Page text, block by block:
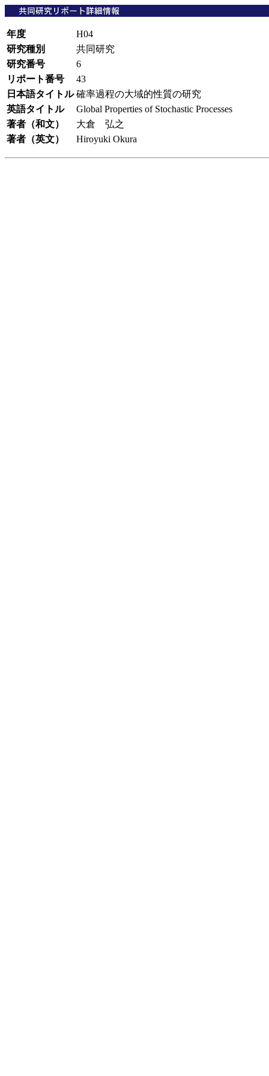
年度
H04
研究種別
共同研究
研究番号
6
リポート番号
43
日本語タイトル 確率過程の大域的性質の研究
英語タイトル
Global Properties of Stochastic Processes
著者（和文）
大倉 弘之
著者（英文）
Hiroyuki Okura